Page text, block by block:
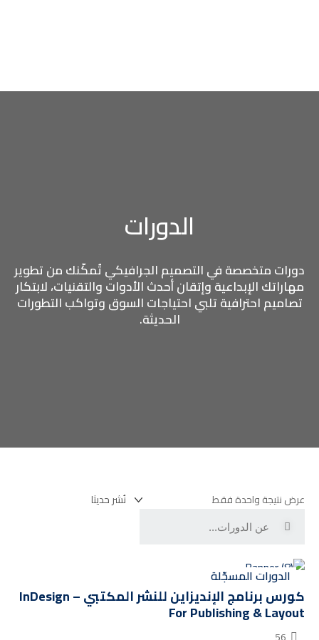
الدورات
دورات متخصصة في التصميم الجرافيكي تُمكّنك من تطوير
مهاراتك الإبداعية وإتقان أحدث الأدوات والتقنيات، لابتكار
تصاميم احترافية تلبي احتياجات السوق وتواكب التطورات
الحديثة.
عرض نتيجة واحدة فقط
الدورات المسجّلة
كورس برنامج الإنديزاين للنشر المكتبي – InDesign
For Publishing & Layout